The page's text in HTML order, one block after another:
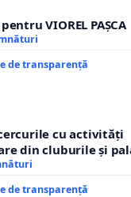
VIOREL PAȘCA
de transparență
cu activități
din cluburile și
de transparență